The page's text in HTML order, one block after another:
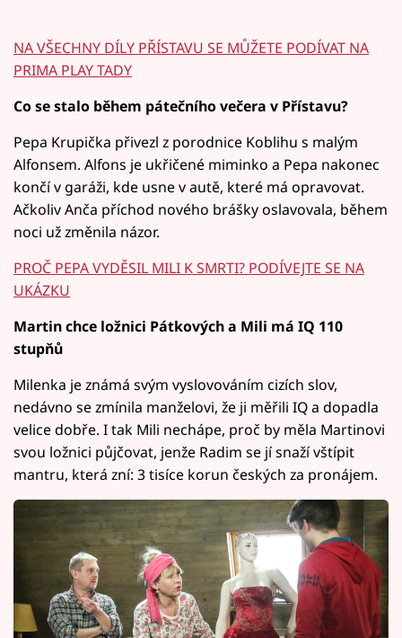
NA VŠECHNY DÍLY PŘÍSTAVU SE MŮŽETE PODÍVAT NA
PRIMA PLAY TADY
Co se stalo během pátečního večera v Přístavu?
Pepa Krupička přivezl z porodnice Koblihu s malým
Alfonsem. Alfons je ukřičené miminko a Pepa nakonec
končí v garáži, kde usne v autě, které má opravovat.
Ačkoliv Anča příchod nového brášky oslavovala, během
noci už změnila názor.
PROČ PEPA VYDĚSIL MILI K SMRTI? PODÍVEJTE SE NA
UKÁZKU
Martin chce ložnici Pátkových a Mili má IQ 110
stupňů
Milenka je známá svým vyslovováním cizích slov,
nedávno se zmínila manželovi, že ji měřili IQ a dopadla
velice dobře. I tak Mili nechápe, proč by měla Martinovi
svou ložnici půjčovat, jenže Radim se jí snaží vštípit
mantru, která zní: 3 tisíce korun českých za pronájem.